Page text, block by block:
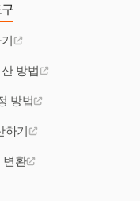
방법
방법
하기
변환